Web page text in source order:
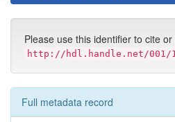
Please use this identifier to cite
http://hdl.handle.net/001/
Full metadata record